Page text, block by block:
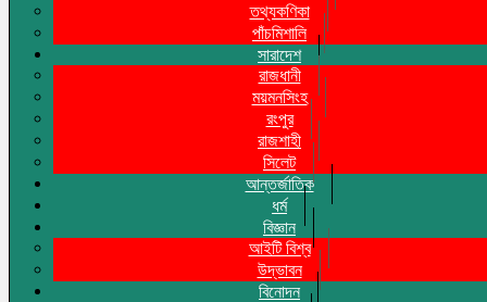
তথ্যকণিকা
পাঁচমিশালি
সারাদেশ
রাজধানী
ময়মনসিংহ
রংপুর
রাজশাহী
সিলেট
আন্তর্জাতিক
ধর্ম
বিজ্ঞান
আইটি বিশ্ব
উদ্ভাবন
বিনোদন